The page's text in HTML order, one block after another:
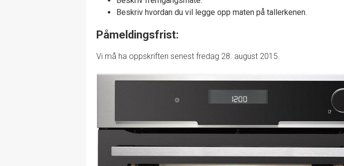
Beskriv hvordan du vil legge opp maten på tallerkenen.
Påmeldingsfrist:
Vi må ha oppskriften senest fredag 28. august 2015.